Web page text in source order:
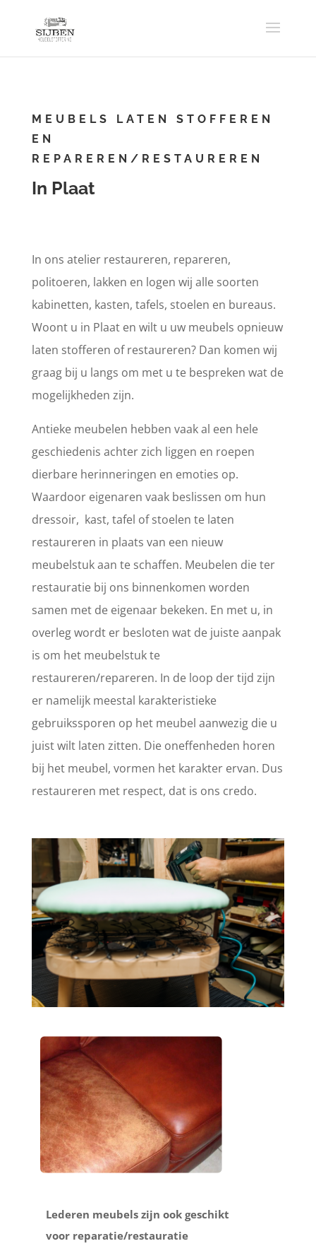
MEUBELS LATEN STOFFEREN
EN
REPAREREN/RESTAUREREN
In Plaat
In ons atelier restaureren, repareren,
politoeren, lakken en logen wij alle soorten
kabinetten, kasten, tafels, stoelen en bureaus.
Woont u in Plaat en wilt u uw meubels opnieuw
laten stofferen of restaureren? Dan komen wij
graag bij u langs om met u te bespreken wat de
mogelijkheden zijn.
Antieke meubelen hebben vaak al een hele
geschiedenis achter zich liggen en roepen
dierbare herinneringen en emoties op.
Waardoor eigenaren vaak beslissen om hun
dressoir, kast, tafel of stoelen te laten
restaureren in plaats van een nieuw
meubelstuk aan te schaffen. Meubelen die ter
restauratie bij ons binnenkomen worden
samen met de eigenaar bekeken. En met u, in
overleg wordt er besloten wat de juiste aanpak
is om het meubelstuk te
restaureren/repareren. In de loop der tijd zijn
er namelijk meestal karakteristieke
gebruikssporen op het meubel aanwezig die u
juist wilt laten zitten. Die oneffenheden horen
bij het meubel, vormen het karakter ervan. Dus
restaureren met respect, dat is ons credo.
Lederen meubels zijn ook geschikt
voor reparatie/restauratie